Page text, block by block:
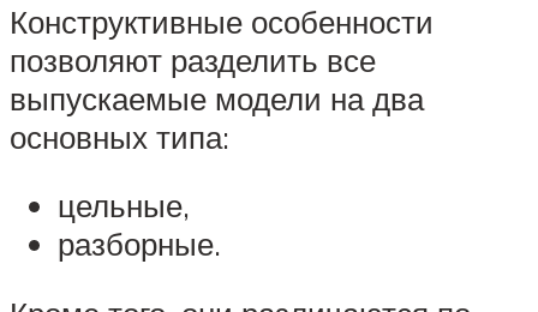
Конструктивные особенности
позволяют разделить все
выпускаемые модели на два
основных типа:
цельные,
разборные.